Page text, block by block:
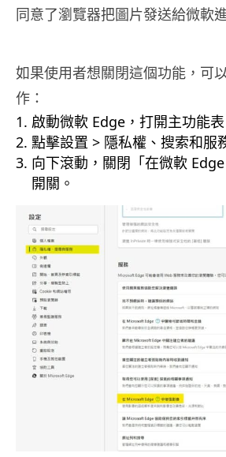
同意了瀏覽器把圖片發送給微軟
如果使用者想關閉這個功能，可
作：
啟動微軟 Edge，打開主功能表
點擊設置 > 隱私權、搜索和服
向下滾動，關閉「在微軟
開關。